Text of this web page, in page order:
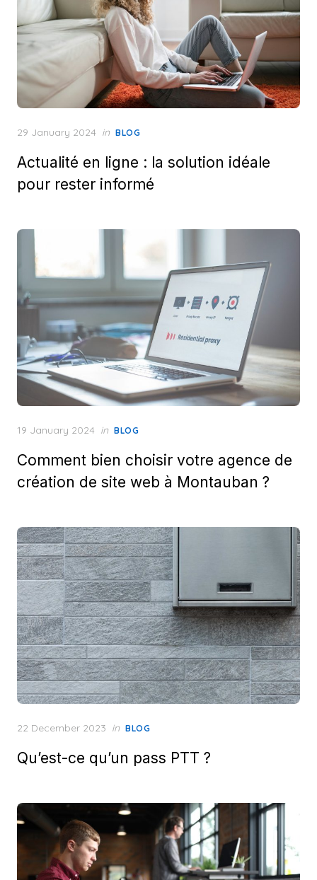
Posted
29 January 2024 in BLOG
Actualité en ligne : la solution idéale
pour rester informé
Posted
19 January 2024 in BLOG
Comment bien choisir votre agence de
création de site web à Montauban ?
Posted
22 December 2023 in BLOG
Qu’est-ce qu’un pass PTT ?